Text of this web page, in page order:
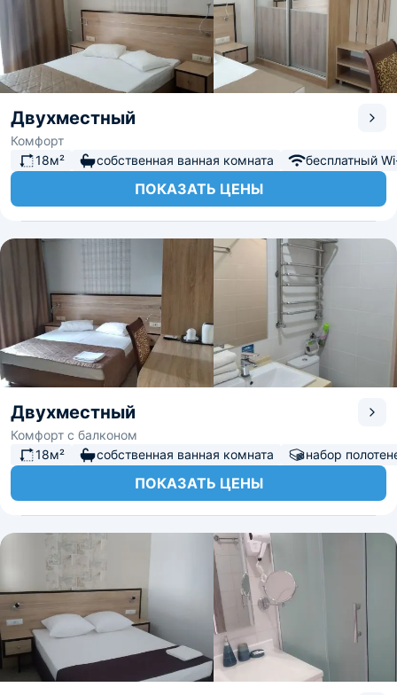
Двухместный
Комфорт
18м²
собственная ванная комната бесплатный
ПОКАЗАТЬ ЦЕНЫ
Двухместный
Комфорт с балконом
18м²
собственная ванная комната набор
ПОКАЗАТЬ ЦЕНЫ